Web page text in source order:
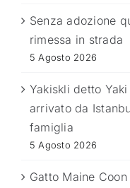
Senza adozione
rimessa in strada
5 Agosto 2026
Yakiskli detto
arrivato da
famiglia
5 Agosto 2026
Gatto Maine